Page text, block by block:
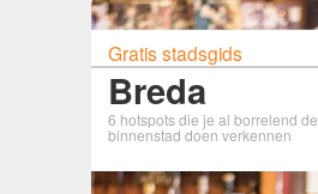
Gratis stadsgids
Breda
6 hotspots die je al borrelend de
binnenstad doen verkennen